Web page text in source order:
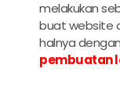
melakukan
buat website
halnya
pembuatan